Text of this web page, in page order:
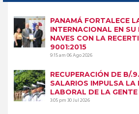
PANAMÁ FORTALECE
INTERNACIONAL EN SU
NAVES CON LA
9001:2015
9:15 am06 Ago 2026
RECUPERACIÓN DE B/
SALARIOS IMPULSA LA
LABORAL DE LA
3:05 pm30 Jul 2026